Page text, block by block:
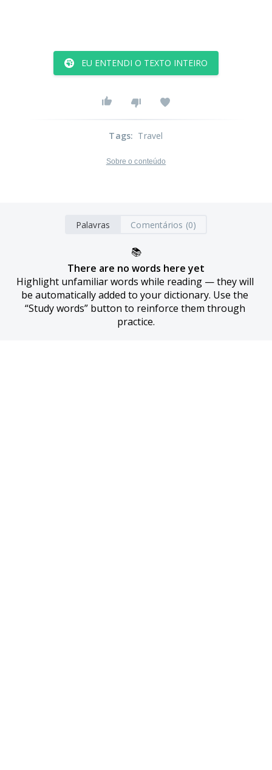
EU ENTENDI O TEXTO INTEIRO
Tags: Travel
Sobre o conteúdo
Palavras Comentários (0)
📚
There are no words here yet
Highlight unfamiliar words while reading — they will
be automatically added to your dictionary. Use the
“Study words” button to reinforce them through
practice.